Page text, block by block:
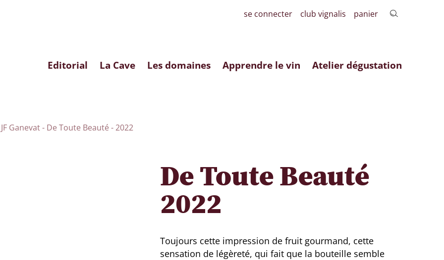
se connecter club vignalis panier
Editorial La Cave Les domaines Apprendre le vin Atelier dégustation
Ganevat - De Toute Beauté - 2022
De Toute Beauté
2022
Toujours cette impression de fruit gourmand, cette
sensation de légèreté, qui fait que la bouteille semble